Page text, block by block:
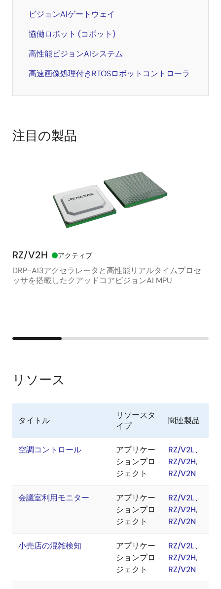
ビジョンAIゲートウェイ
協働ロボット (コボット)
高性能ビジョンAIシステム
高速画像処理付きRTOSロボットコントローラ
注目の製品
RZ/V2H アクティブ
DRP-AI3アクセラレータと高性能リアルタイムプロセ
ッサを搭載したクアッドコアビジョンAI MPU
リソース
タイトル
リソースタ
イプ
関連製品
空調コントロール
アプリケー
ションプロ
ジェクト
RZ/V2L、
RZ/V2H,
RZ/V2N
会議室利用モニター
アプリケー
ションプロ
ジェクト
RZ/V2L、
RZ/V2H,
RZ/V2N
小売店の混雑検知
アプリケー
ションプロ
ジェクト
RZ/V2L、
RZ/V2H,
RZ/V2N